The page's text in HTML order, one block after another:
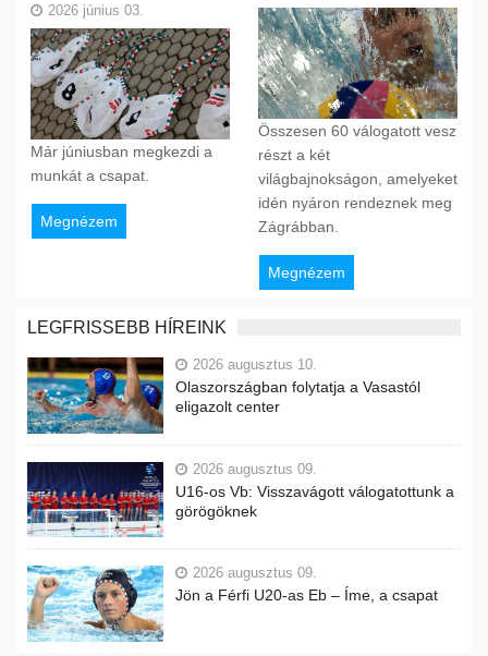
2026 június 03.
Már júniusban megkezdi a
munkát a csapat.
Megnézem
Összesen 60 válogatott vesz
részt a két
világbajnokságon, amelyeket
idén nyáron rendeznek meg
Zágrábban.
Megnézem
LEGFRISSEBB HÍREINK
2026 augusztus 10.
Olaszországban folytatja a Vasastól
eligazolt center
2026 augusztus 09.
U16-os Vb: Visszavágott válogatottunk a
görögöknek
2026 augusztus 09.
Jön a Férfi U20-as Eb – Íme, a csapat